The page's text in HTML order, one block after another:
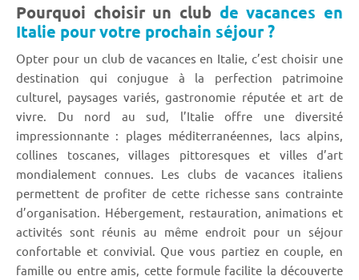
Pourquoi choisir un club de vacances en
Italie pour votre prochain séjour ?
Opter pour un club de vacances en Italie, c’est choisir une
destination qui conjugue à la perfection patrimoine
culturel, paysages variés, gastronomie réputée et art de
vivre. Du nord au sud, l’Italie offre une diversité
impressionnante : plages méditerranéennes, lacs alpins,
collines toscanes, villages pittoresques et villes d’art
mondialement connues. Les clubs de vacances italiens
permettent de profiter de cette richesse sans contrainte
d’organisation. Hébergement, restauration, animations et
activités sont réunis au même endroit pour un séjour
confortable et convivial. Que vous partiez en couple, en
famille ou entre amis, cette formule facilite la découverte